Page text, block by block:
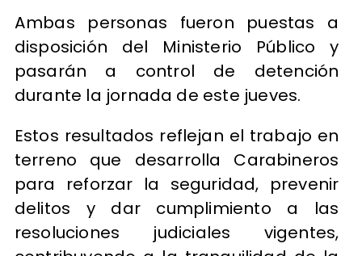
Ambas personas fueron puestas a
disposición del Ministerio Público y
pasarán a control de detención
durante la jornada de este jueves.
Estos resultados reflejan el trabajo en
terreno que desarrolla Carabineros
para reforzar la seguridad, prevenir
delitos y dar cumplimiento a las
resoluciones judiciales vigentes,